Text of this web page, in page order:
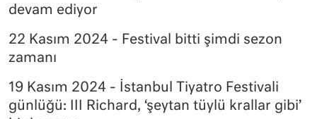
devam ediyor
22 Kasım 2024 - Festival bitti şimdi sezon
zamanı
19 Kasım 2024 - İstanbul Tiyatro Festivali
günlüğü: III Richard, ‘şeytan tüylü krallar gibi’